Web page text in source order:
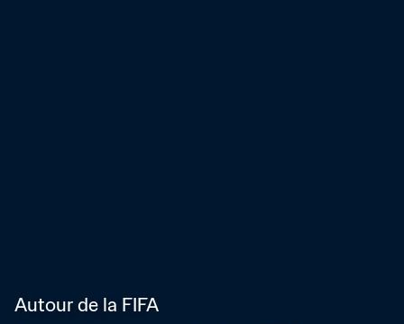
Autour de la FIFA